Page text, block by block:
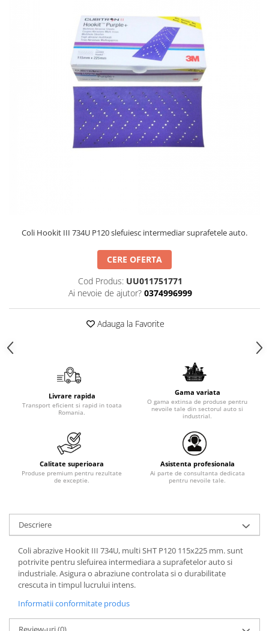
Sisteme si pahare PPS
Pahare de amestec
Coli Hookit III 734U P120 slefuiesc intermediar suprafetele auto.
CERE OFERTA
Cod Produs: UU011751771
Ai nevoie de ajutor? 0374996999
Adauga la Favorite
Livrare rapida
Transport eficient si rapid in toata
Romania.
Gama variata
O gama extinsa de produse pentru
nevoile tale din sectorul auto si
industrial.
Calitate superioara
Produse premium pentru rezultate
de exceptie.
Asistenta profesionala
Ai parte de consultanta dedicata
pentru nevoile tale.
Descriere
Coli abrazive Hookit III 734U, multi SHT P120 115x225 mm. sunt
potrivite pentru slefuirea intermediara a suprafetelor auto si
industriale. Asigura o abraziune controlata si o durabilitate
crescuta in timpul lucrului intens.
Informatii conformitate produs